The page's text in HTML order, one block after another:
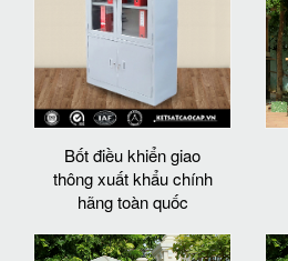
Bốt điều khiển giao
thông xuất khẩu chính
hãng toàn quốc